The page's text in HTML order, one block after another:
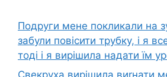
Подруги мене покликали на
забули повісити трубку, і я
тоді і я вирішила надати їм